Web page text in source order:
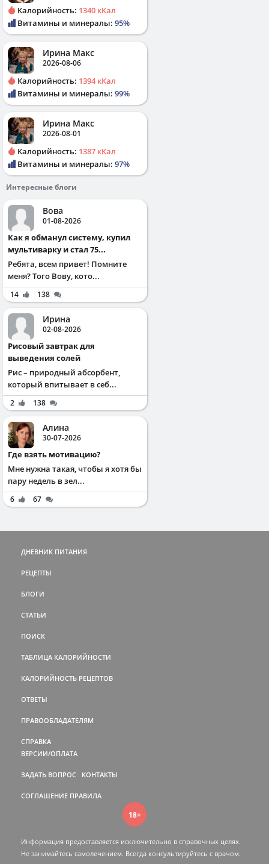
Калорийность: 1340 кКал
Витамины и минералы: 95%
Ирина Макс
2026-08-06
Калорийность: 1394 кКал
Витамины и минералы: 99%
Ирина Макс
2026-08-01
Калорийность: 1387 кКал
Витамины и минералы: 97%
Интересные блоги
Вова
01-08-2026
Как я обманул систему, купил
мультиварку и стал 75...
Ребята, всем привет! Помните
меня? Того Вову, кото...
14 138
Ирина
02-08-2026
Рисовый завтрак для
выведения солей
Рис – природный абсорбент,
который впитывает в себ...
2 138
Алина
30-07-2026
Где взять мотивацию?
Мне нужна такая, чтобы я хотя бы
пару недель в зел...
6 67
ДНЕВНИК ПИТАНИЯ
РЕЦЕПТЫ
БЛОГИ
СТАТЬИ
ПОИСК
ТАБЛИЦА КАЛОРИЙНОСТИ
КАЛОРИЙНОСТЬ РЕЦЕПТОВ
ОТВЕТЫ
ПРАВООБЛАДАТЕЛЯМ
СПРАВКА
ВЕРСИИ/ОПЛАТА
ЗАДАТЬ ВОПРОС КОНТАКТЫ
СОГЛАШЕНИЕ ПРАВИЛА
18+
Информация предоставляется исключительно в справочных целях.
Не занимайтесь самолечением. Всегда консультируйтесь c врачом.